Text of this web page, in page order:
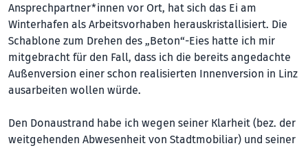
Ansprechpartne­r*in­nen vor Ort, hat sich das Ei am
Winterhafen als Arbeitsvorhaben herauskristallisiert. Die
Schablone zum Drehen des „Beton“-Eies hatte ich mir
mitgebracht für den Fall, dass ich die bereits angedachte
Außenversion einer schon realisierten In­nenversion in Linz
ausarbeiten wollen würde.
Den Donaustrand habe ich wegen seiner Klarheit (bez. der
weitgehenden Abwesenheit von Stadtmobiliar) und seiner